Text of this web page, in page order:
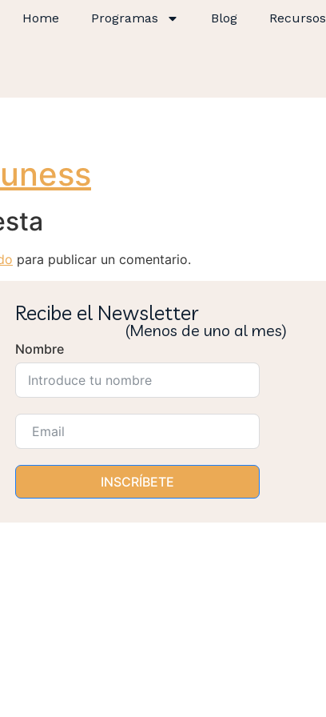
Home Programas Blog Recursos
para publicar un comentario.
Recibe el Newsletter
(Menos de uno al mes)
Nombre
INSCRÍBETE